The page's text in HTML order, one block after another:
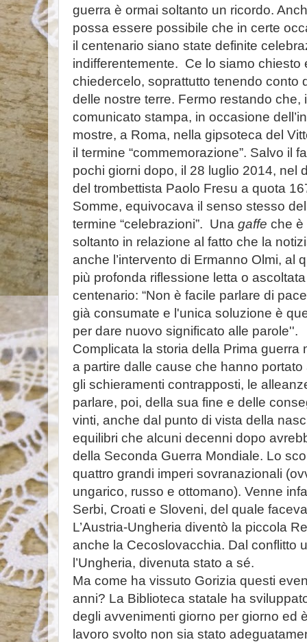
guerra è ormai soltanto un ricordo.
possa essere possibile che in certe
il centenario siano state definite
indifferentemente. Ce lo siamo chiesto
chiedercelo, soprattutto tenendo conto
delle nostre terre. Fermo restando che,
comunicato stampa, in occasione
mostre, a Roma, nella gipsoteca del
il termine “commemorazione”. Salvo il
pochi giorni dopo, il 28 luglio 2014, nel
del trombettista Paolo Fresu a quota
Somme, equivocava il senso stesso
termine “celebrazioni”. Una gaffe che è
soltanto in relazione al fatto che la
anche l’intervento di Ermanno Olmi, al
più profonda riflessione letta o ascoltata
centenario: “Non è facile parlare di
già consumate e l'unica soluzione è
per dare nuovo significato alle parole''.
Complicata la storia della Prima guerra
a partire dalle cause che hanno
gli schieramenti contrapposti, le
parlare, poi, della sua fine e delle
vinti, anche dal punto di vista della
equilibri che alcuni decenni dopo
della Seconda Guerra Mondiale. Lo
quattro grandi imperi sovranazionali
ungarico, russo e ottomano). Venne
Serbi, Croati e Sloveni, del quale
L’Austria-Ungheria diventò la piccola
anche la Cecoslovacchia. Dal conflitto
l’Ungheria, divenuta stato a sé.
Ma come ha vissuto Gorizia questi
anni? La Biblioteca statale ha
degli avvenimenti giorno per giorno ed
lavoro svolto non sia stato